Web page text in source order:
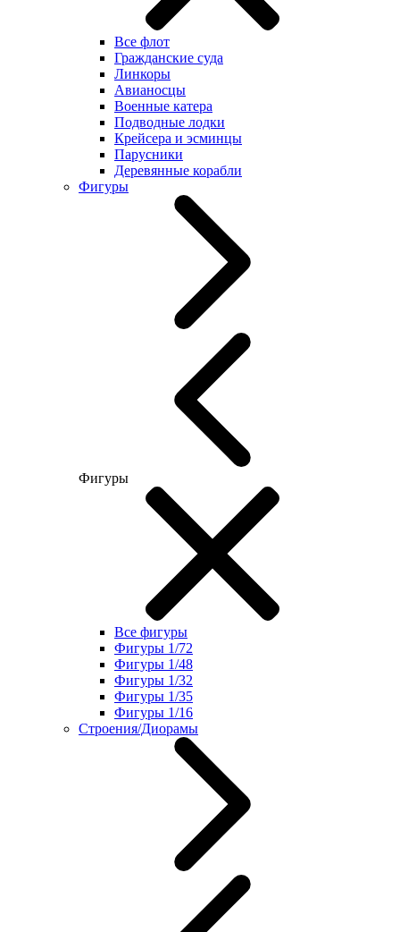
Все флот
Гражданские суда
Линкоры
Авианосцы
Военные катера
Подводные лодки
Крейсера и эсминцы
Парусники
Деревянные корабли
Фигуры
Фигуры
Все фигуры
Фигуры 1/72
Фигуры 1/48
Фигуры 1/32
Фигуры 1/35
Фигуры 1/16
Строения/Диорамы